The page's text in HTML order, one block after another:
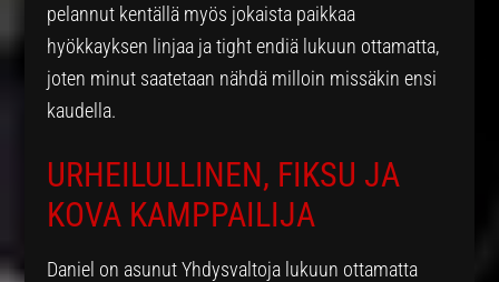
pelannut kentällä myös jokaista paikkaa
hyökkayksen linjaa ja tight endiä lukuun ottamatta,
joten minut saatetaan nähdä milloin missäkin ensi
kaudella.
URHEILULLINEN, FIKSU JA
KOVA KAMPPAILIJA
Daniel on asunut Yhdysvaltoja lukuun ottamatta